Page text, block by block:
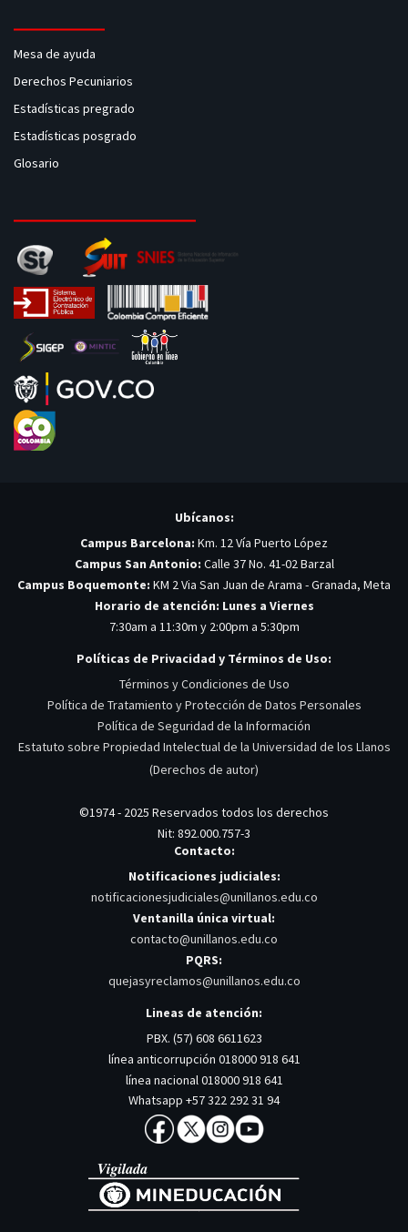
Mesa de ayuda
Derechos Pecuniarios
Estadísticas pregrado
Estadísticas posgrado
Glosario
Ubícanos:
Campus Barcelona: Km. 12 Vía Puerto López
Campus San Antonio: Calle 37 No. 41-02 Barzal
Campus Boquemonte: KM 2 Via San Juan de Arama - Granada, Meta
Horario de atención: Lunes a Viernes
7:30am a 11:30m y 2:00pm a 5:30pm
Políticas de Privacidad y Términos de Uso:
Términos y Condiciones de Uso
Política de Tratamiento y Protección de Datos Personales
Política de Seguridad de la Información
Estatuto sobre Propiedad Intelectual de la Universidad de los Llanos
(Derechos de autor)
©1974 - 2025 Reservados todos los derechos
Nit: 892.000.757-3
Contacto:
Notificaciones judiciales:
notificacionesjudiciales@unillanos.edu.co
Ventanilla única virtual:
contacto@unillanos.edu.co
PQRS:
quejasyreclamos@unillanos.edu.co
Lineas de atención:
PBX. (57) 608 6611623
línea anticorrupción 018000 918 641
línea nacional 018000 918 641
Whatsapp +57 322 292 31 94